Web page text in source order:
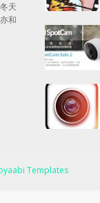
天
和
Templates